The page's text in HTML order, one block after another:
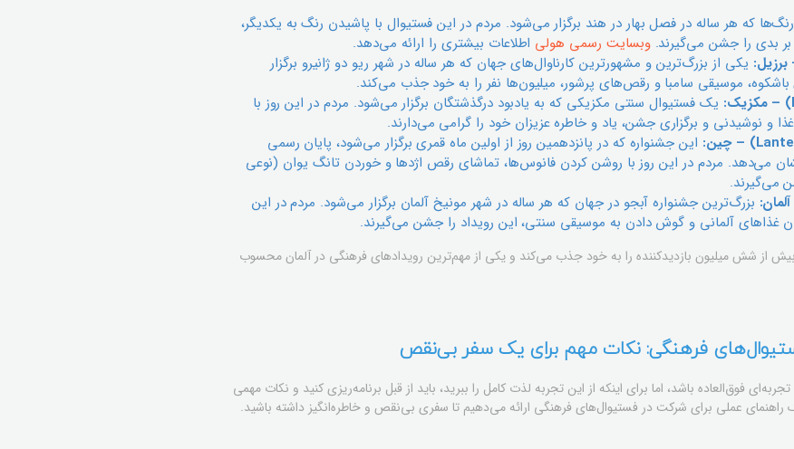
که هر ساله در فصل بهار در هند برگزار می‌شود. مردم در این فستیوال با پاشیدن رنگ به یکدیگر،
بر بدی را جشن می‌گیرند.وبسایت رسمی هولی اطلاعات بیشتری را ارائه می‌دهد.
یکی از بزرگ‌ترین و مشهورترین کارناوال‌های جهان که هر ساله در شهر ریو دو ژانیرو برگزار
باشکوه، موسیقی سامبا و رقص‌های پرشور، میلیون‌ها نفر را به خود جذب می‌کند.
یک فستیوال سنتی مکزیکی که به یادبود درگذشتگان برگزار می‌شود. مردم در این روز با
و نوشیدنی و برگزاری جشن، یاد و خاطره عزیزان خود را گرامی می‌دارند.
این جشنواره که در پانزدهمین روز از اولین ماه قمری برگزار می‌شود، پایان رسمی
می‌دهد. مردم در این روز با روشن کردن فانوس‌ها، تماشای رقص اژدها و خوردن تانگ یوان (نوعی
می‌گیرند.
بزرگ‌ترین جشنواره آبجو در جهان که هر ساله در شهر مونیخ آلمان برگزار می‌شود. مردم در این
غذاهای آلمانی و گوش دادن به موسیقی سنتی، این رویداد را جشن می‌گیرند.
از شش میلیون بازدیدکننده را به خود جذب می‌کند و یکی از مهم‌ترین رویدادهای فرهنگی در آلمان محسوب
فرهنگی: نکات مهم برای یک سفر بی‌نقص
فوق‌العاده باشد، اما برای اینکه از این تجربه لذت کامل را ببرید، باید از قبل برنامه‌ریزی کنید و نکات مهمی
عملی برای شرکت در فستیوال‌های فرهنگی ارائه می‌دهیم تا سفری بی‌نقص و خاطره‌انگیز داشته باشید.